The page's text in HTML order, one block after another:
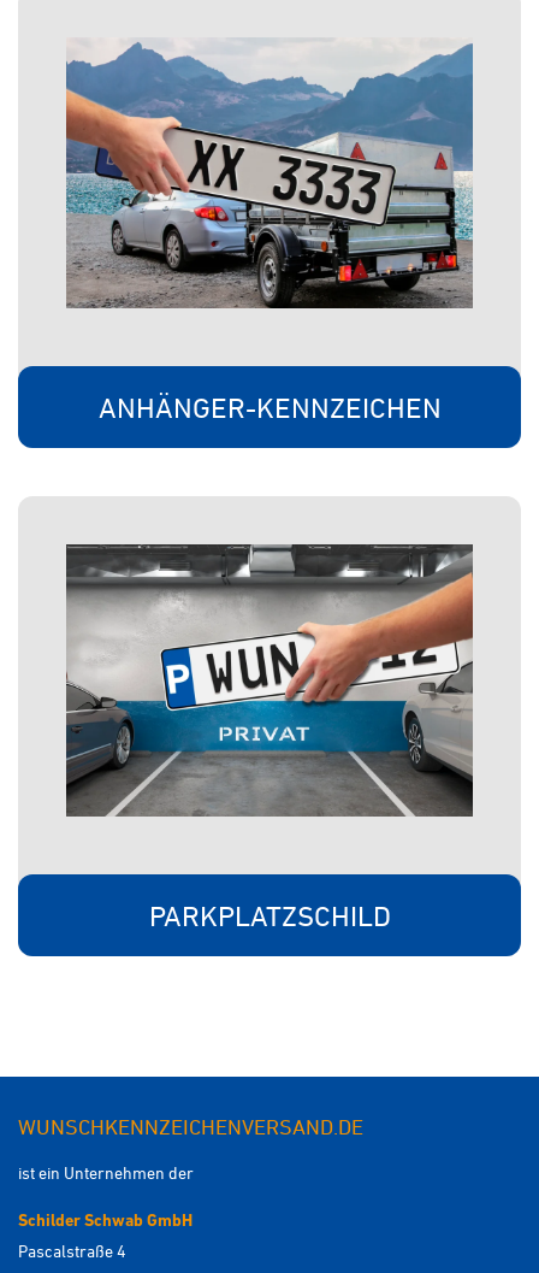
ANHÄNGER-KENNZEICHEN
PARKPLATZSCHILD
WUNSCHKENNZEICHENVERSAND.DE
ist ein Unternehmen der
Schilder Schwab GmbH
Pascalstraße 4